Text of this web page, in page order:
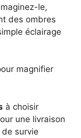
le,
des ombres
éclairage
magnifier
à choisir
une livraison
survie